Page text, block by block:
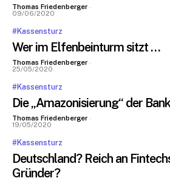
Thomas Friedenberger -
09/06/2020
#Kassensturz
Wer im Elfenbeinturm sitzt …
Thomas Friedenberger -
25/05/2020
#Kassensturz
Die „Amazonisierung“ der
Thomas Friedenberger -
19/05/2020
#Kassensturz
Deutschland? Reich an
Gründer?